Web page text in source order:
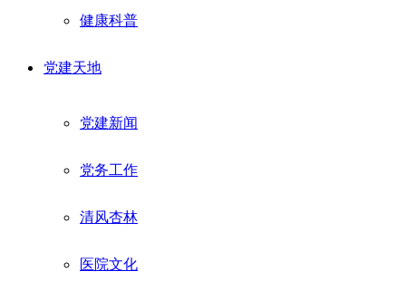
健康科普
党建天地
党建新闻
党务工作
清风杏林
医院文化